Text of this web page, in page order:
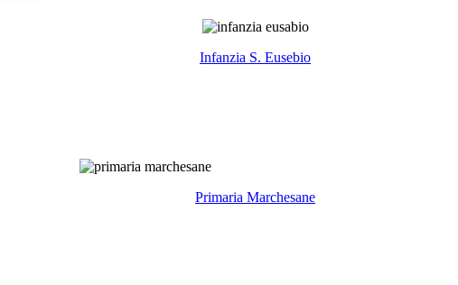
Infanzia S. Eusebio
Primaria Marchesane